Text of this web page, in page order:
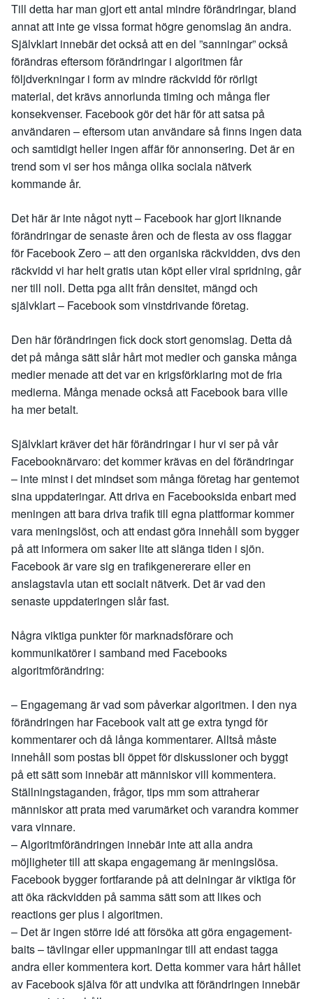
Till detta har man gjort ett antal mindre förändringar, bland
annat att inte ge vissa format högre genomslag än andra.
Självklart innebär det också att en del ”sanningar” också
förändras eftersom förändringar i algoritmen får
följdverkningar i form av mindre räckvidd för rörligt
material, det krävs annorlunda timing och många fler
konsekvenser. Facebook gör det här för att satsa på
användaren – eftersom utan användare så finns ingen data
och samtidigt heller ingen affär för annonsering. Det är en
trend som vi ser hos många olika sociala nätverk
kommande år.
Det här är inte något nytt – Facebook har gjort liknande
förändringar de senaste åren och de flesta av oss flaggar
för Facebook Zero – att den organiska räckvidden, dvs den
räckvidd vi har helt gratis utan köpt eller viral spridning, går
ner till noll. Detta pga allt från densitet, mängd och
självklart – Facebook som vinstdrivande företag.
Den här förändringen fick dock stort genomslag. Detta då
det på många sätt slår hårt mot medier och ganska många
medier menade att det var en krigsförklaring mot de fria
medierna. Många menade också att Facebook bara ville
ha mer betalt.
Självklart kräver det här förändringar i hur vi ser på vår
Facebooknärvaro: det kommer krävas en del förändringar
– inte minst i det mindset som många företag har gentemot
sina uppdateringar. Att driva en Facebooksida enbart med
meningen att bara driva trafik till egna plattformar kommer
vara meningslöst, och att endast göra innehåll som bygger
på att informera om saker lite att slänga tiden i sjön.
Facebook är vare sig en trafikgenererare eller en
anslagstavla utan ett socialt nätverk. Det är vad den
senaste uppdateringen slår fast.
Några viktiga punkter för marknadsförare och
kommunikatörer i samband med Facebooks
algoritmförändring:
– Engagemang är vad som påverkar algoritmen. I den nya
förändringen har Facebook valt att ge extra tyngd för
kommentarer och då långa kommentarer. Alltså måste
innehåll som postas bli öppet för diskussioner och byggt
på ett sätt som innebär att människor vill kommentera.
Ställningstaganden, frågor, tips mm som attraherar
människor att prata med varumärket och varandra kommer
vara vinnare.
– Algoritmförändringen innebär inte att alla andra
möjligheter till att skapa engagemang är meningslösa.
Facebook bygger fortfarande på att delningar är viktiga för
att öka räckvidden på samma sätt som att likes och
reactions ger plus i algoritmen.
– Det är ingen större idé att försöka att göra engagement-
baits – tävlingar eller uppmaningar till att endast tagga
andra eller kommentera kort. Detta kommer vara hårt hållet
av Facebook själva för att undvika att förändringen innebär